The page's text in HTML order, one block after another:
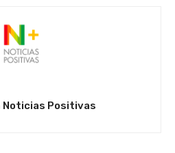
Noticias Positivas